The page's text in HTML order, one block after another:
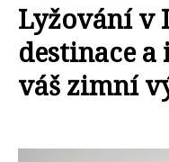
Lyžování v
destinace
váš zimní